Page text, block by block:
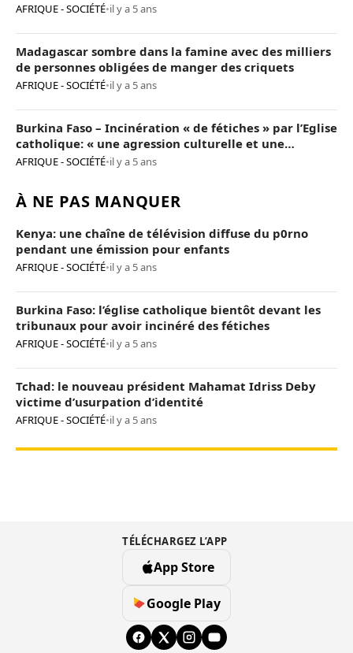
AFRIQUE - SOCIÉTÉ•il y a 5 ans
Madagascar sombre dans la famine avec des milliers
de personnes obligées de manger des criquets
AFRIQUE - SOCIÉTÉ•il y a 5 ans
Burkina Faso – Incinération « de fétiches » par l’Eglise
catholique: « une agression culturelle et une
provocation de trop »
AFRIQUE - SOCIÉTÉ•il y a 5 ans
À NE PAS MANQUER
Kenya: une chaîne de télévision diffuse du p0rno
pendant une émission pour enfants
AFRIQUE - SOCIÉTÉ•il y a 5 ans
Burkina Faso: l’église catholique bientôt devant les
tribunaux pour avoir incinéré des fétiches
AFRIQUE - SOCIÉTÉ•il y a 5 ans
Tchad: le nouveau président Mahamat Idriss Deby
victime d’usurpation d’identité
AFRIQUE - SOCIÉTÉ•il y a 5 ans
TÉLÉCHARGEZ L’APP
App Store
Google Play